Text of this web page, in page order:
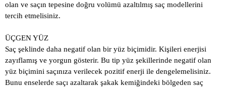
olan ve saçın tepesine doğru volümü azaltılmış saç modellerini
tercih etmelisiniz.
ÜÇGEN YÜZ
Saç şeklinde daha negatif olan bir yüz biçimidir. Kişileri enerjisi
zayıflamış ve yorgun gösterir. Bu tip yüz şekillerinde negatif olan
yüz biçimini saçınıza verilecek pozitif enerji ile dengelemelisiniz.
Bunu enselerde saçı azaltarak şakak kemiğindeki bölgeden saç